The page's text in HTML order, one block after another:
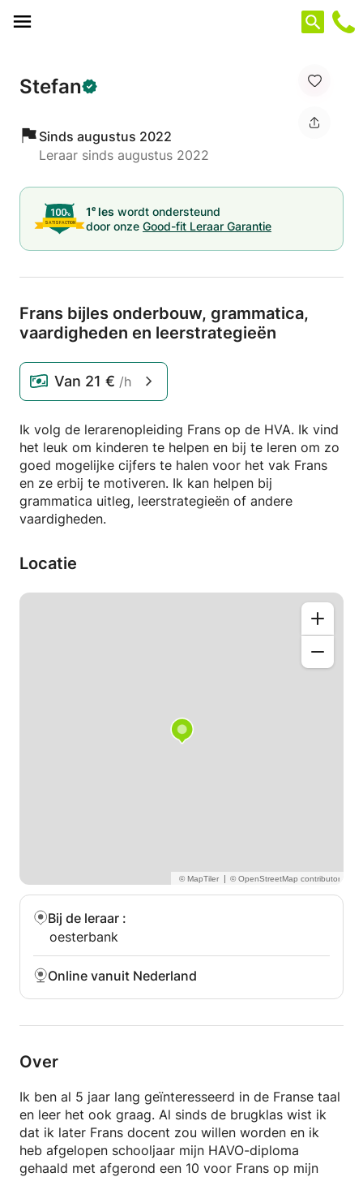
Stefan
Sinds augustus 2022
Leraar sinds augustus 2022
1e les wordt ondersteund
door onze Good-fit Leraar Garantie
Frans bijles onderbouw, grammatica,
vaardigheden en leerstrategieën
Van 21 € /h
Ik volg de lerarenopleiding Frans op de HVA. Ik vind
het leuk om kinderen te helpen en bij te leren om zo
goed mogelijke cijfers te halen voor het vak Frans
en ze erbij te motiveren. Ik kan helpen bij
grammatica uitleg, leerstrategieën of andere
vaardigheden.
Locatie
|
Bij de leraar :
oesterbank
Online vanuit Nederland
Over
Ik ben al 5 jaar lang geïnteresseerd in de Franse taal
en leer het ook graag. Al sinds de brugklas wist ik
dat ik later Frans docent zou willen worden en ik
heb afgelopen schooljaar mijn HAVO-diploma
gehaald met afgerond een 10 voor Frans op mijn